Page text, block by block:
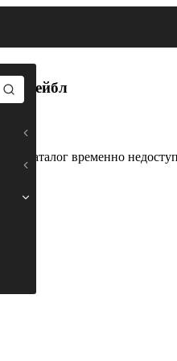
Лейбл
Каталог временно